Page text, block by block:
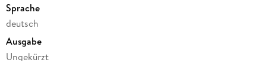
Sprache
deutsch
Ausgabe
Ungekürzt